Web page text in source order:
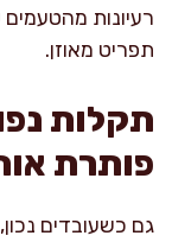
רעיונות
תפריט מאוזן.
תקלות
פותרת
גם כשעובדים